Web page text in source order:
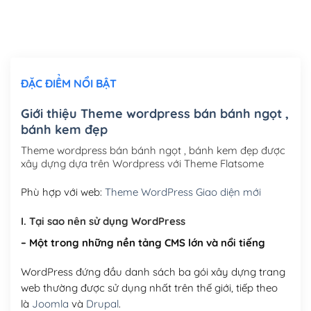
Mua thêm Host + Tên miền
Tên miền Việt Nam .vn (1 năm)
Hosting 2GB SSD (1 năm) (+450,000₫)
Hosting 3GB SSD (1 năm)(+550,000₫)
Hosting 5GB SSD (1 năm)
Hosting 8GB SSD (1 năm) (+950,000₫)
ĐẶC ĐIỂM NỔI BẬT
Giới thiệu Theme wordpress bán bánh ngọt ,
bánh kem đẹp
Theme wordpress bán bánh ngọt , bánh kem đẹp được
xây dựng dựa trên Wordpress với Theme Flatsome
Phù hợp với web: Theme WordPress Giao diện mới
I. Tại sao nên sử dụng WordPress
– Một trong những nền tảng CMS lớn và nổi tiếng
WordPress đứng đầu danh sách ba gói xây dựng trang
web thường được sử dụng nhất trên thế giới, tiếp theo
là Joomla và Drupal.